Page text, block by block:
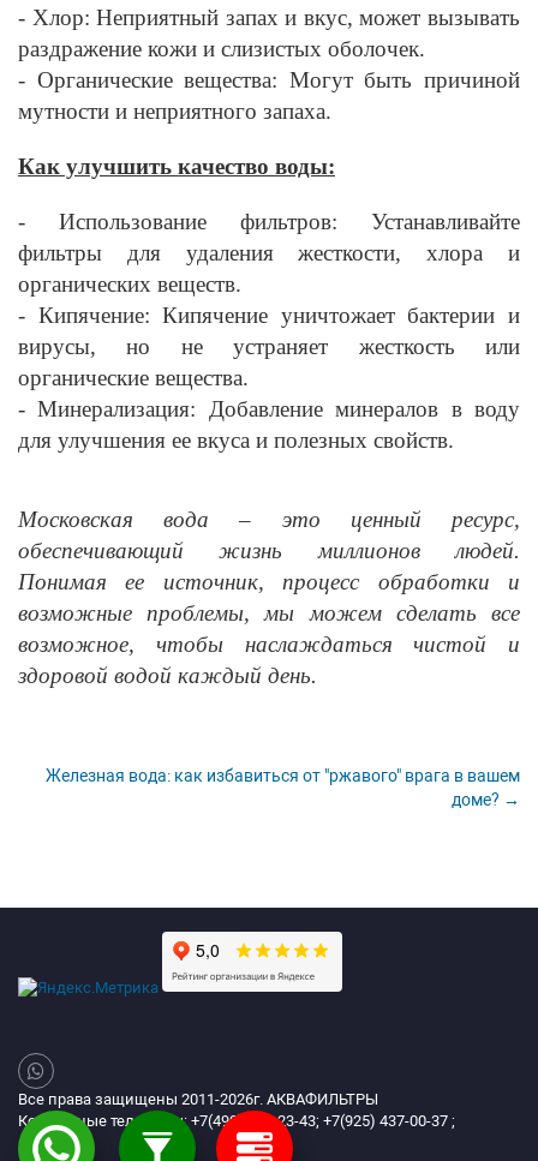
- Хлор: Неприятный запах и вкус, может вызывать
раздражение кожи и слизистых оболочек.
- Органические вещества: Могут быть причиной
мутности и неприятного запаха.
Как улучшить качество воды:
- Использование фильтров: Устанавливайте
фильтры для удаления жесткости, хлора и
органических веществ.
- Кипячение: Кипячение уничтожает бактерии и
вирусы, но не устраняет жесткость или
органические вещества.
- Минерализация: Добавление минералов в воду
для улучшения ее вкуса и полезных свойств.
Московская вода – это ценный ресурс,
обеспечивающий жизнь миллионов людей.
Понимая ее источник, процесс обработки и
возможные проблемы, мы можем сделать все
возможное, чтобы наслаждаться чистой и
здоровой водой каждый день.
Железная вода: как избавиться от "ржавого" врага в вашем
доме? →
Все права защищены 2011-2026г. АКВАФИЛЬТРЫ
Контактные телефоны: +7(499) 394-23-43; +7(925) 437-00-37 ;